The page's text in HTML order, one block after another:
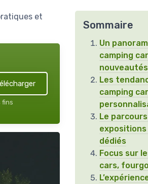
et
fins
Sommaire
Un
camping
nouveautés
Les
camping
Le
dédiés
Focus sur
cars,